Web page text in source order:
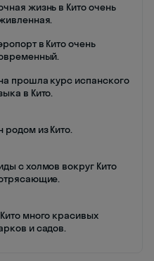
жизнь в Кито очень
в Кито очень
прошла курс испанского
в Кито.
родом из Кито.
с холмов вокруг Кито
много красивых
и садов.